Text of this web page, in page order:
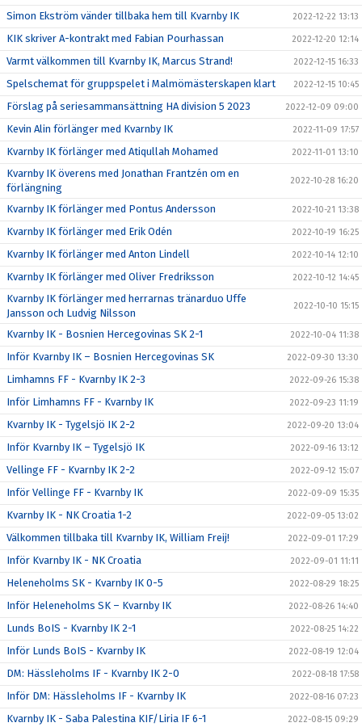
Simon Ekström vänder tillbaka hem till Kvarnby IK 2022-12-22 13:13
KIK skriver A-kontrakt med Fabian Pourhassan 2022-12-20 12:14
Varmt välkommen till Kvarnby IK, Marcus Strand! 2022-12-15 16:33
Spelschemat för gruppspelet i Malmömästerskapen klart 2022-12-15 10:45
Förslag på seriesammansättning HA division 5 2023 2022-12-09 09:00
Kevin Alin förlänger med Kvarnby IK 2022-11-09 17:57
Kvarnby IK förlänger med Atiqullah Mohamed 2022-11-01 13:10
Kvarnby IK överens med Jonathan Frantzén om en
förlängning
2022-10-28 16:20
Kvarnby IK förlänger med Pontus Andersson 2022-10-21 13:38
Kvarnby IK förlänger med Erik Odén 2022-10-19 16:25
Kvarnby IK förlänger med Anton Lindell 2022-10-14 12:10
Kvarnby IK förlänger med Oliver Fredriksson 2022-10-12 14:45
Kvarnby IK förlänger med herrarnas tränarduo Uffe
Jansson och Ludvig Nilsson
2022-10-10 15:15
Kvarnby IK - Bosnien Hercegovinas SK 2-1 2022-10-04 11:38
Inför Kvarnby IK – Bosnien Hercegovinas SK 2022-09-30 13:30
Limhamns FF - Kvarnby IK 2-3 2022-09-26 15:38
Inför Limhamns FF - Kvarnby IK 2022-09-23 11:19
Kvarnby IK - Tygelsjö IK 2-2 2022-09-20 13:04
Inför Kvarnby IK – Tygelsjö IK 2022-09-16 13:12
Vellinge FF - Kvarnby IK 2-2 2022-09-12 15:07
Inför Vellinge FF - Kvarnby IK 2022-09-09 15:35
Kvarnby IK - NK Croatia 1-2 2022-09-05 13:02
Välkommen tillbaka till Kvarnby IK, William Freij! 2022-09-01 17:29
Inför Kvarnby IK - NK Croatia 2022-09-01 11:11
Heleneholms SK - Kvarnby IK 0-5 2022-08-29 18:25
Inför Heleneholms SK – Kvarnby IK 2022-08-26 14:40
Lunds BoIS - Kvarnby IK 2-1 2022-08-25 14:22
Inför Lunds BoIS - Kvarnby IK 2022-08-19 12:04
DM: Hässleholms IF - Kvarnby IK 2-0 2022-08-18 17:58
Inför DM: Hässleholms IF - Kvarnby IK 2022-08-16 07:23
Kvarnby IK - Saba Palestina KIF/Liria IF 6-1 2022-08-15 09:29